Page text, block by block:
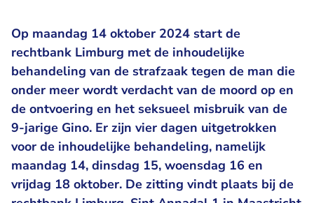
Op maandag 14 oktober 2024 start de
rechtbank Limburg met de inhoudelijke
behandeling van de strafzaak tegen de man die
onder meer wordt verdacht van de moord op en
de ontvoering en het seksueel misbruik van de
9-jarige Gino. Er zijn vier dagen uitgetrokken
voor de inhoudelijke behandeling, namelijk
maandag 14, dinsdag 15, woensdag 16 en
vrijdag 18 oktober. De zitting vindt plaats bij de